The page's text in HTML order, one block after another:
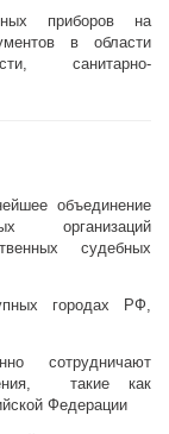
приборов на
в области
санитарно-
объединение
организаций
судебных
городах РФ,
сотрудничают
такие как
Федерации